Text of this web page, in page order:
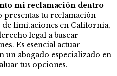
mi reclamación dentro
presentas tu reclamación
de limitaciones en California,
legal a buscar
Es esencial actuar
un abogado especializado en
tus opciones.